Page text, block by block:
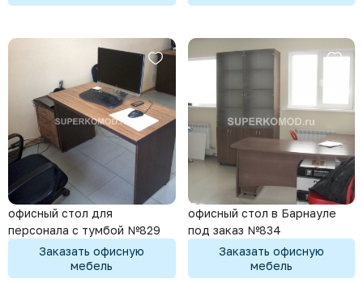
офисный стол для
персонала с тумбой №829
Заказать офисную
мебель
офисный стол в Барнауле
под заказ №834
Заказать офисную
мебель